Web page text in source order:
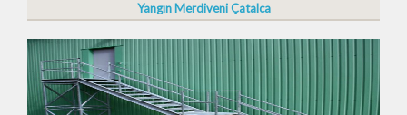
Yangın Merdiveni Çatalca